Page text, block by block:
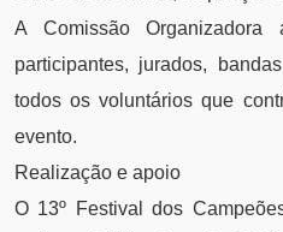
A Comissão Organizadora
participantes, jurados,
todos os voluntários que
evento.
Realização e apoio
O 13º Festival dos